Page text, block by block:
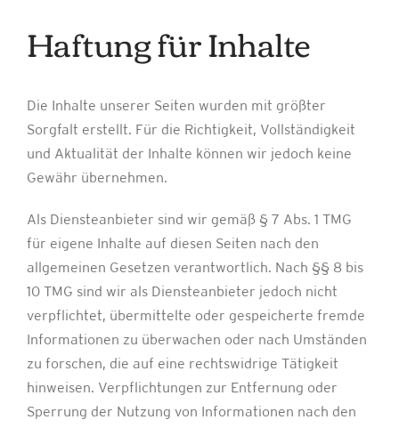
Haftung für Inhalte
Die Inhalte unserer Seiten wurden mit größter
Sorgfalt erstellt. Für die Richtigkeit, Vollständigkeit
und Aktualität der Inhalte können wir jedoch keine
Gewähr übernehmen.
Als Diensteanbieter sind wir gemäß § 7 Abs. 1 TMG
für eigene Inhalte auf diesen Seiten nach den
allgemeinen Gesetzen verantwortlich. Nach §§ 8 bis
10 TMG sind wir als Diensteanbieter jedoch nicht
verpflichtet, übermittelte oder gespeicherte fremde
Informationen zu überwachen oder nach Umständen
zu forschen, die auf eine rechtswidrige Tätigkeit
hinweisen. Verpflichtungen zur Entfernung oder
Sperrung der Nutzung von Informationen nach den